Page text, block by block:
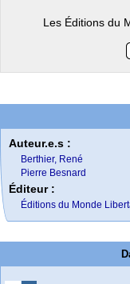
Les Éditions du
Auteur.e.s :
Berthier, René
Pierre Besnard
Éditeur :
Éditions du Monde